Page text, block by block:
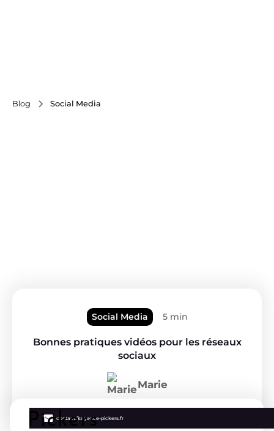
contact@agence-pickers.fr
Blog Social Media
Social Media 5 min
Bonnes pratiques vidéos pour les réseaux
sociaux
Marie